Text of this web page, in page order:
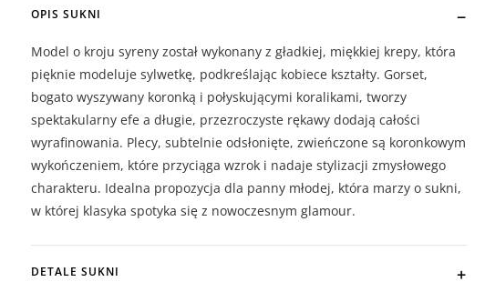
OPIS SUKNI
Model o kroju syreny został wykonany z gładkiej, miękkiej krepy, która
pięknie modeluje sylwetkę, podkreślając kobiece kształty. Gorset,
bogato wyszywany koronką i połyskującymi koralikami, tworzy
spektakularny efe a długie, przezroczyste rękawy dodają całości
wyrafinowania. Plecy, subtelnie odsłonięte, zwieńczone są koronkowym
wykończeniem, które przyciąga wzrok i nadaje stylizacji zmysłowego
charakteru. Idealna propozycja dla panny młodej, która marzy o sukni,
w której klasyka spotyka się z nowoczesnym glamour.
DETALE SUKNI